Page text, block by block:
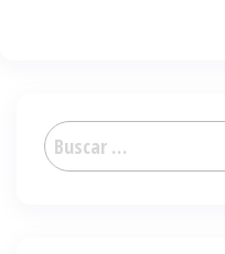
Buscar: